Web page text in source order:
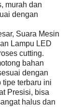
murah dan
dengan
Suara Mesin
Lampu LED
cutting.
bahan
dengan
tipe terbaru ini
Presisi, bisa
halus dan